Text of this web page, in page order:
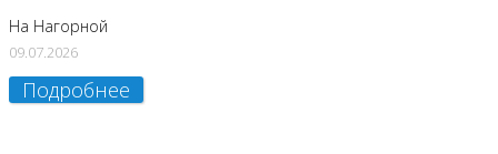
На Нагорной
09.07.2026
Подробнее